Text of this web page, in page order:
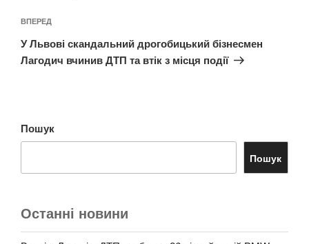
Наступний
запис
ВПЕРЕД
У Львові скандальний дрогобицький бізнесмен
Лагодич вчинив ДТП та втік з місця події
Пошук
Пошук
Останні новини